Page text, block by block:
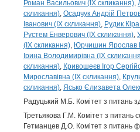
Роман Васильович (IX скликання)
скликання) Осадчук Андрій
Іванович (IX скликання) Рудик
Рустем Енверович (IX скликання)
(IX скликання) Юрчишин Ярослав
Ірина Володимирівна (IX
скликання) Кривошеєв Ігор
Мирославівна (IX скликання)
скликання) Ясько Єлизавета
Радуцький М.Б. Комітет з питань
Третьякова Г.М. Комітет з питань
Гетманцев Д.О. Комітет з питань